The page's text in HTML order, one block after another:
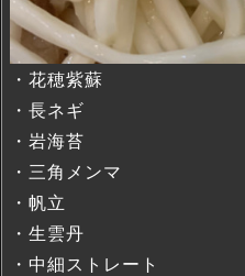
・花穂紫蘇
・長ネギ
・岩海苔
・三角メンマ
・帆立
・生雲丹
・中細ストレート